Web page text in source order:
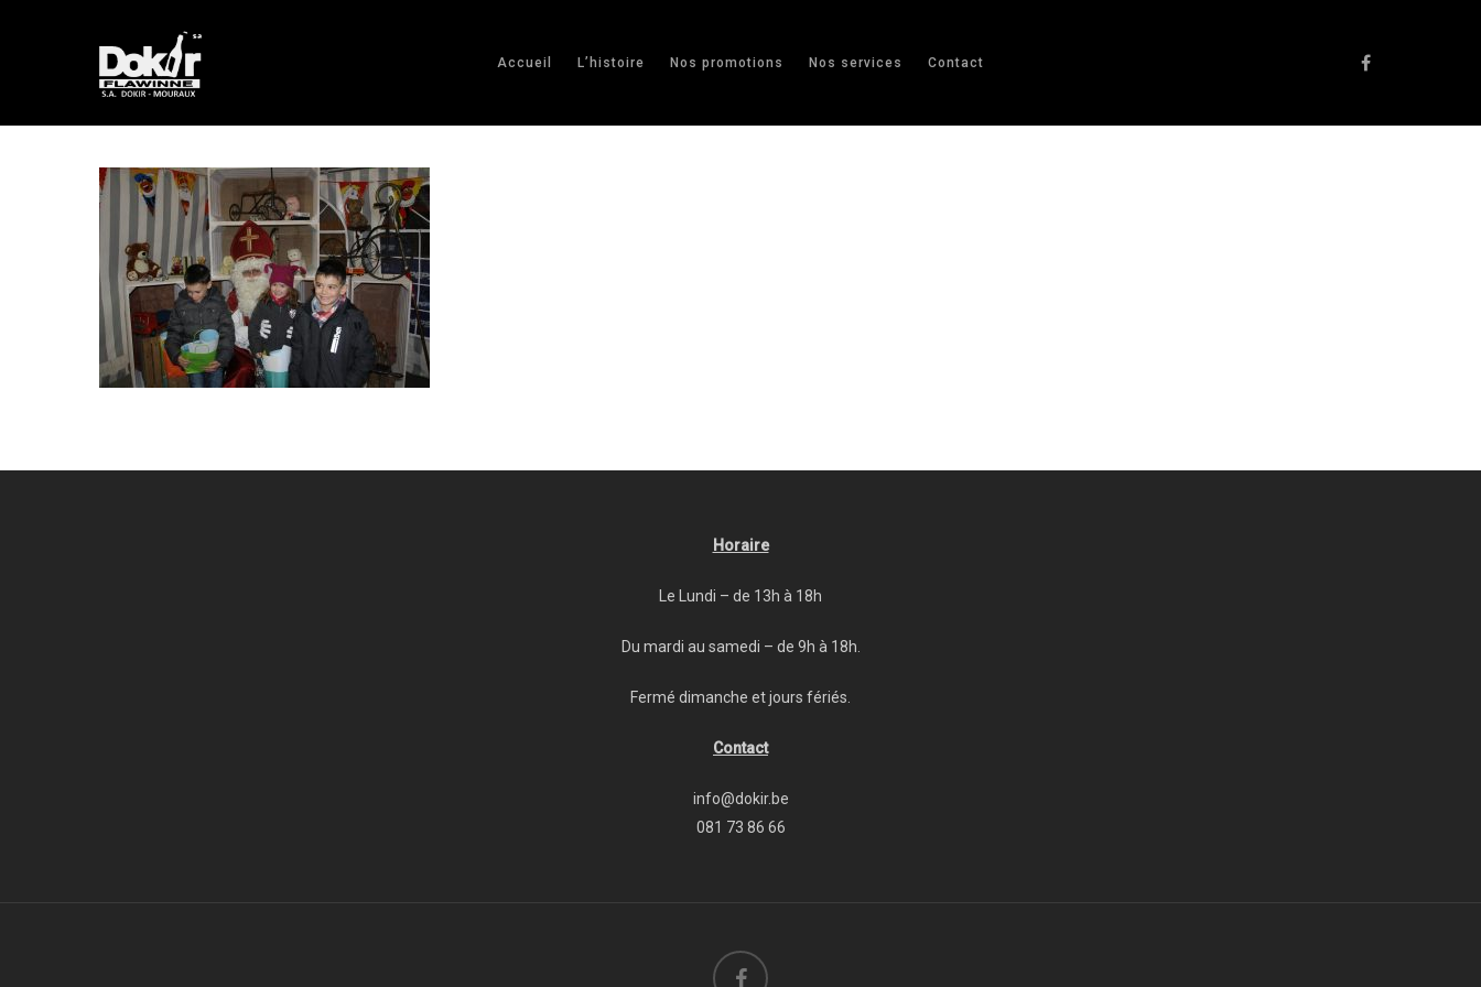
Accueil L’histoire Nos promotions Nos services Contact
Horaire
Le Lundi – de 13h à 18h
Du mardi au samedi – de 9h à 18h.
Fermé dimanche et jours fériés.
Contact
info@dokir.be
081 73 86 66